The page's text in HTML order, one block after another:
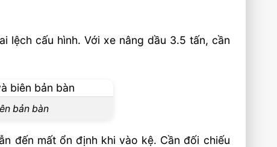
lệch cấu hình. Với xe nâng dầu 3.5 tấn, cần
bản bàn
đến mất ổn định khi vào kệ. Cần đối chiếu